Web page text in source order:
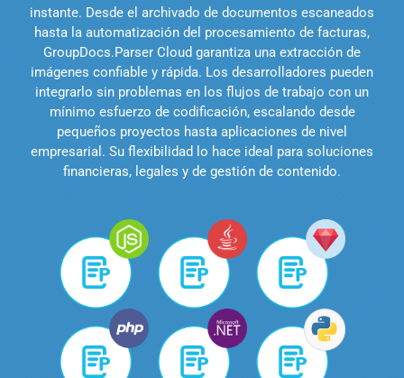
instante. Desde el archivado de documentos escaneados
hasta la automatización del procesamiento de facturas,
GroupDocs.Parser Cloud garantiza una extracción de
imágenes confiable y rápida. Los desarrolladores pueden
integrarlo sin problemas en los flujos de trabajo con un
mínimo esfuerzo de codificación, escalando desde
pequeños proyectos hasta aplicaciones de nivel
empresarial. Su flexibilidad lo hace ideal para soluciones
financieras, legales y de gestión de contenido.